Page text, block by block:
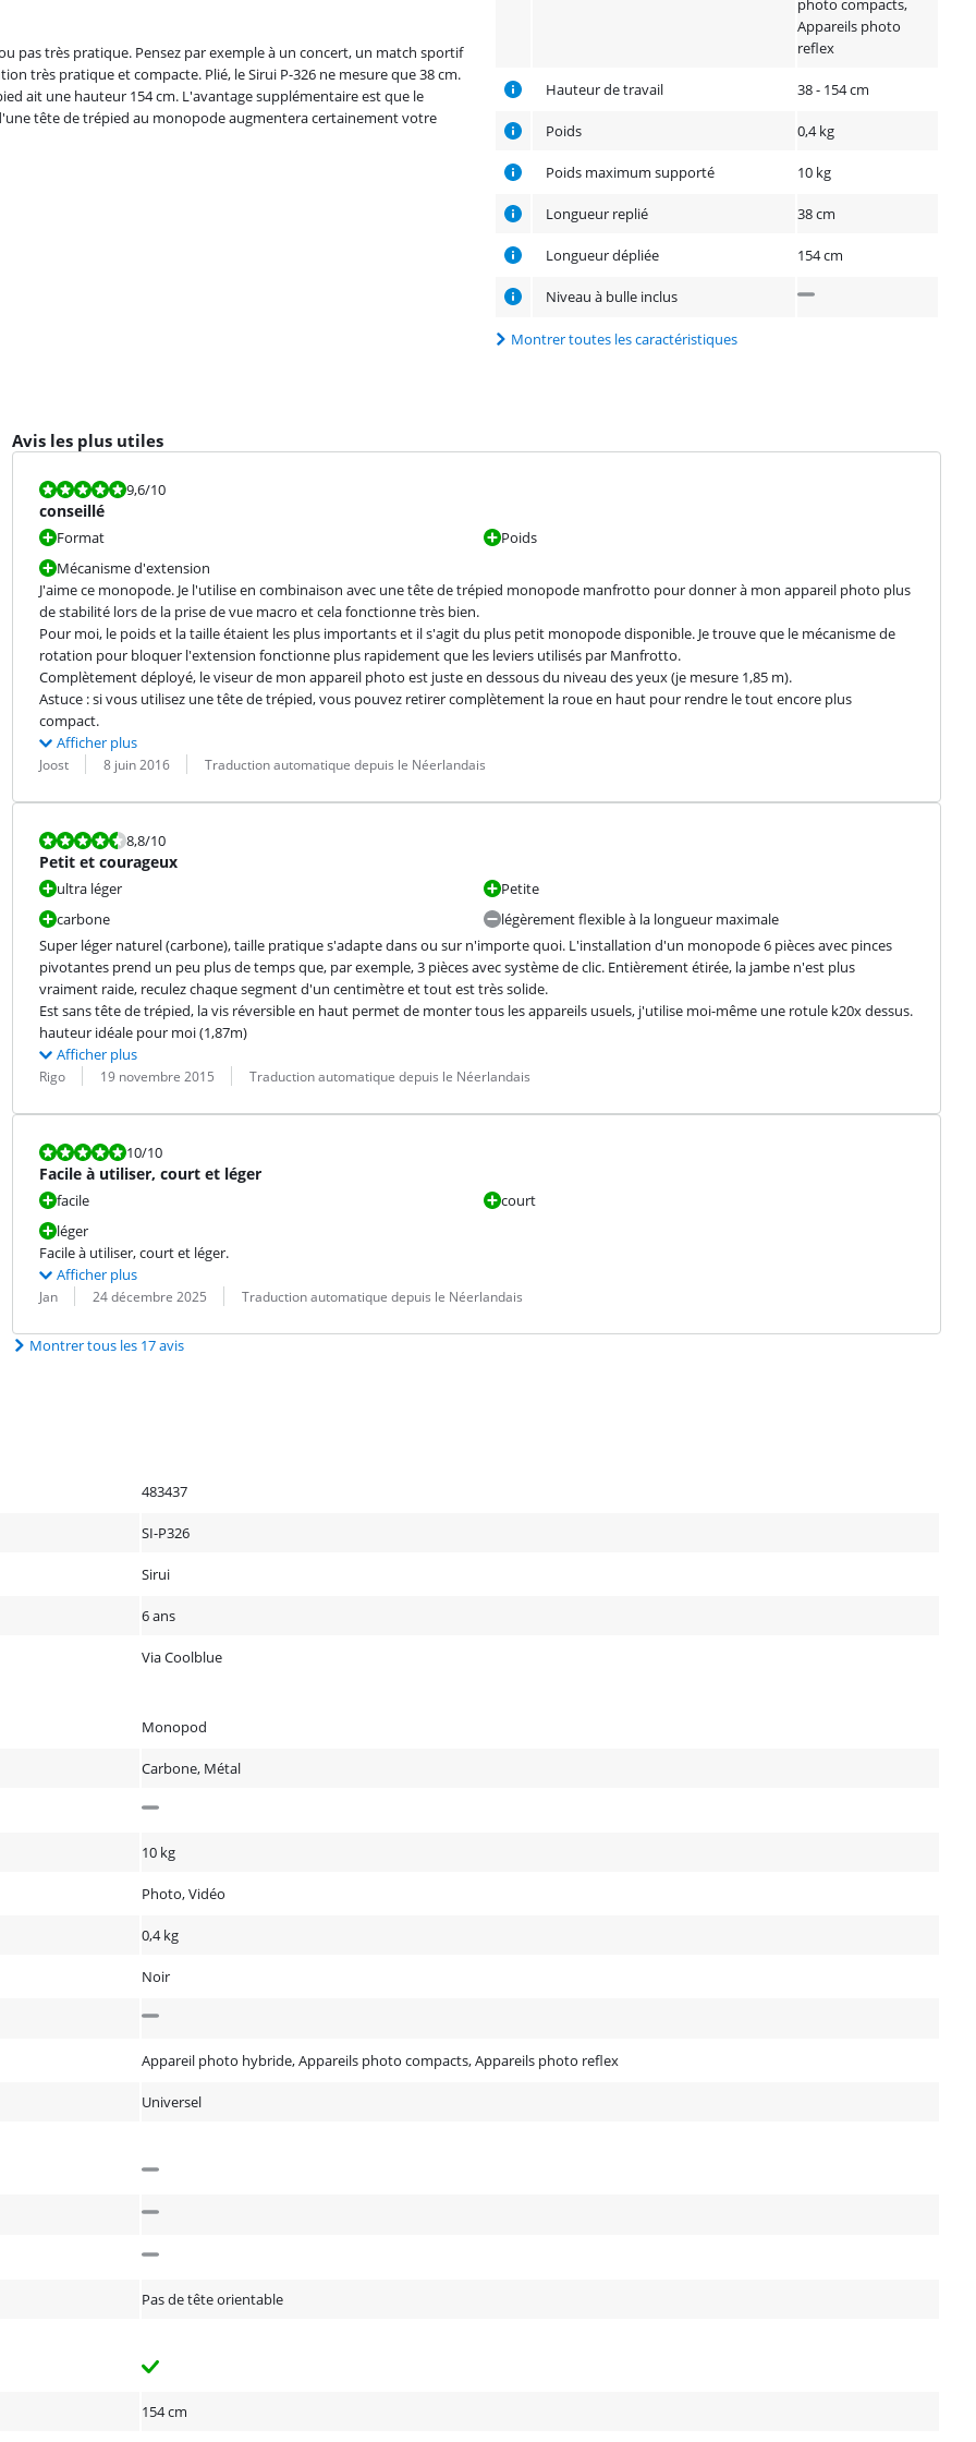
photo compacts,
Appareils photo
reflex
Hauteur de travail 38 - 154 cm
Poids 0,4 kg
Poids maximum supporté 10 kg
Longueur replié 38 cm
Longueur dépliée 154 cm
Niveau à bulle inclus
Montrer toutes les caractéristiques
pas très pratique. Pensez par exemple à un concert, un match sportif
très pratique et compacte. Plié, le Sirui P-326 ne mesure que 38 cm.
ait une hauteur 154 cm. L'avantage supplémentaire est que le
tête de trépied au monopode augmentera certainement votre
Avis les plus utiles
La note est 9,6 sur 10.
9,6/10
conseillé
Format
Mécanisme d'extension
Poids
J'aime ce monopode. Je l'utilise en combinaison avec une tête de trépied monopode manfrotto pour donner à mon appareil photo plus
de stabilité lors de la prise de vue macro et cela fonctionne très bien.
Pour moi, le poids et la taille étaient les plus importants et il s'agit du plus petit monopode disponible. Je trouve que le mécanisme de
rotation pour bloquer l'extension fonctionne plus rapidement que les leviers utilisés par Manfrotto.
Complètement déployé, le viseur de mon appareil photo est juste en dessous du niveau des yeux (je mesure 1,85 m).
Astuce : si vous utilisez une tête de trépied, vous pouvez retirer complètement la roue en haut pour rendre le tout encore plus
compact.
Afficher plus
Évaluation par :
Joost
Date : 8 juin 2016
Traduction : Traduction automatique depuis le Néerlandais
La note est 8,8 sur 10.
8,8/10
Petit et courageux
ultra léger
carbone
Petite
légèrement flexible à la longueur maximale
Super léger naturel (carbone), taille pratique s'adapte dans ou sur n'importe quoi. L'installation d'un monopode 6 pièces avec pinces
pivotantes prend un peu plus de temps que, par exemple, 3 pièces avec système de clic. Entièrement étirée, la jambe n'est plus
vraiment raide, reculez chaque segment d'un centimètre et tout est très solide.
Est sans tête de trépied, la vis réversible en haut permet de monter tous les appareils usuels, j'utilise moi-même une rotule k20x dessus.
hauteur idéale pour moi (1,87m)
Afficher plus
Évaluation par :
Rigo
Date : 19 novembre 2015
Traduction : Traduction automatique depuis le Néerlandais
La note est 10 sur 10.
10/10
Facile à utiliser, court et léger
facile
léger
court
Facile à utiliser, court et léger.
Afficher plus
Évaluation par :
Jan
Date : 24 décembre 2025
Traduction : Traduction automatique depuis le Néerlandais
Montrer tous les 17 avis
483437
SI-P326
Sirui
6 ans
Via Coolblue
Monopod
Carbone, Métal
10 kg
Photo, Vidéo
0,4 kg
Noir
Appareil photo hybride, Appareils photo compacts, Appareils photo reflex
Universel
Pas de tête orientable
154 cm